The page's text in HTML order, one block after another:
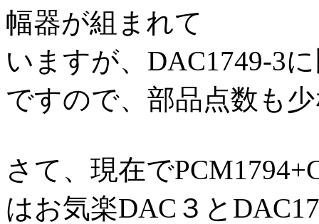
幅器が組まれて
いますが、DAC1749-3
ですので、部品点数も
さて、現在で
はお気楽DAC３と